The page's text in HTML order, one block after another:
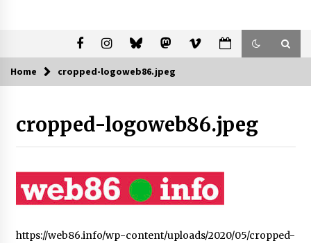
Home cropped-logoweb86.jpeg
cropped-logoweb86.jpeg
https://web86.info/wp-content/uploads/2020/05/cropped-